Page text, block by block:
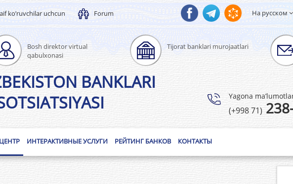
ko’ruvchilar uchcun Forum На русском
Bosh direktor virtual
qabulxonasi
Tijorat banklari murojaatlari
BANKLARI
Yagona
(+998 71)
ИНТЕРАКТИВНЫЕ УСЛУГИ РЕЙТИНГ БАНКОВ КОНТАКТЫ